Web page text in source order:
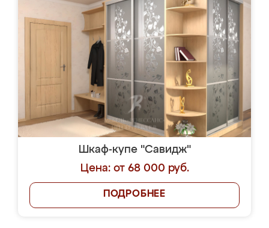
Шкаф-купе "Савидж"
Цена: от 68 000 руб.
ПОДРОБНЕЕ